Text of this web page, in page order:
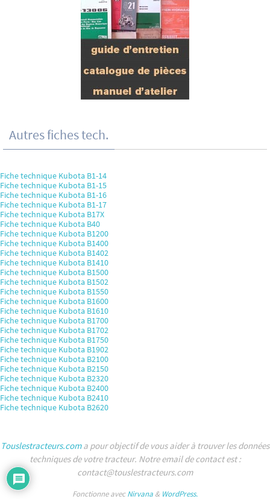
Autres fiches tech.
Fiche technique Kubota B1-14
Fiche technique Kubota B1-15
Fiche technique Kubota B1-16
Fiche technique Kubota B1-17
Fiche technique Kubota B17X
Fiche technique Kubota B40
Fiche technique Kubota B1200
Fiche technique Kubota B1400
Fiche technique Kubota B1402
Fiche technique Kubota B1410
Fiche technique Kubota B1500
Fiche technique Kubota B1502
Fiche technique Kubota B1550
Fiche technique Kubota B1600
Fiche technique Kubota B1610
Fiche technique Kubota B1700
Fiche technique Kubota B1702
Fiche technique Kubota B1750
Fiche technique Kubota B1902
Fiche technique Kubota B2100
Fiche technique Kubota B2150
Fiche technique Kubota B2320
Fiche technique Kubota B2400
Fiche technique Kubota B2410
Fiche technique Kubota B2620
Touslestracteurs.coma pour objectif de vous aider à trouver les données
techniques de votre tracteur. Notre email de contact est :
contact@touslestracteurs.com
Fonctionne avecNirvana & WordPress.